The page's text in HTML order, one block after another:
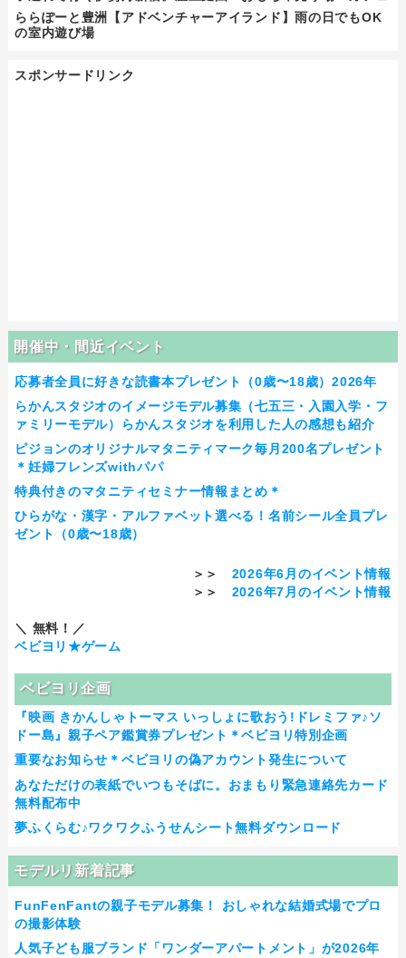
ららぽーと豊洲【アドベンチャーアイランド】雨の日でもOK
の室内遊び場
スポンサードリンク
開催中・間近イベント
応募者全員に好きな読書本プレゼント（0歳〜18歳）2026年
らかんスタジオのイメージモデル募集（七五三・入園入学・フ
ァミリーモデル）らかんスタジオを利用した人の感想も紹介
ピジョンのオリジナルマタニティマーク毎月200名プレゼント
＊妊婦フレンズwithパパ
特典付きのマタニティセミナー情報まとめ＊
ひらがな・漢字・アルファベット選べる！名前シール全員プレ
ゼント（0歳〜18歳）
＞＞ 2026年6月のイベント情報
＞＞ 2026年7月のイベント情報
＼ 無料！／
ベビヨリ★ゲーム
ベビヨリ企画
『映画 きかんしゃトーマス いっしょに歌おう!ドレミファ♪ソ
ドー島』親子ペア鑑賞券プレゼント＊ベビヨリ特別企画
重要なお知らせ＊ベビヨリの偽アカウント発生について
あなただけの表紙でいつもそばに。おまもり緊急連絡先カード
無料配布中
夢ふくらむ♪ワクワクふうせんシート無料ダウンロード
モデルリ新着記事
FunFenFantの親子モデル募集！ おしゃれな結婚式場でプロ
の撮影体験
人気子ども服ブランド「ワンダーアパートメント」が2026年